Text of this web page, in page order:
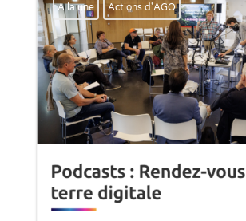
A la une Actions d'AGO